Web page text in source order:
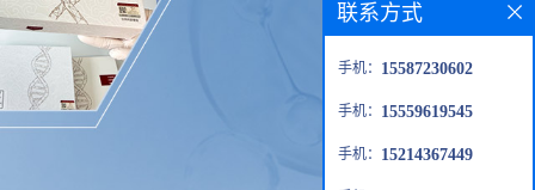
联系方式
手机： 15587230602
手机： 15559619545
手机： 15214367449